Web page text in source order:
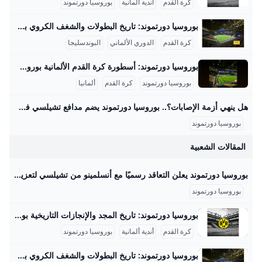
كرة القدم أندية ألمانية بوروسيا دورتموند
بوروسيا دورتموند: تاريخ البطولات والشغف الكروي بوروسيا دورتموند هو أحد أعرق وأشهر الأندية الألمانية في كرة القدم، تأسس عام 1909 في مدينة دورتموند الواقعة في ولاية شمال الراين-وستفاليا. يتميز النادي بالألوان الأصفر والأسود التي أصبحت رمزا معروفا يعكس شغف الفريق وجماهيره العريضة التي تملأ ملعبه الرسمي “سيجنال إيدونا بارك” بسعة تتجاوز 81,000 متفرج، وهو من أكبر وأشهر الملاعب في أوروبا، ويشتهر بمدرج “الجدار الأصفر” الذي يعتبر واحداً من أروع مدرجات المشجعين في كرة القدم العالمية. على الصعيد المحلي، يمتلك بوروسيا دورتموند سجلًا مدهشًا في الدوري الألماني “البوندسليجا” إذ توج باللقب في 8 مناسبات مختلفة منها أعوام 1956، 1957، 1963، ثم في فترة التسعينيات أعوام 1995 و1996، وأحدثها في العقود الأخيرة في 2011 و2012.
كرة القدم الدوري الألماني البوندسليجا
بوروسيا دورتموند: أسطورة كرة القدم الألمانية بوروسيا دورتموند هو نادٍ ألماني عريق تأسس في 19 ديسمبر 1909 بمدينة دورتموند الواقعة في منطقة الرور، شمال غرب ألمانيا، ويُعرف رسميًا باسم “بوروسيا دورتموند 09”. منذ تأسيسه، أصبح النادي رمزًا رياضيًا وثقافيًا هامًا في ألمانيا، حيث يمتلك قاعدة جماهيرية كبيرة تجاوزت 81,000 متفرج في ملعبه “سيغنال إيدونا بارك”، وهو أكبر ملعب في ألمانيا من حيث السعة. استقطب النادي عددًا من أبرز لاعبي كرة القدم وأسطوراته مثل يورغن كلينسمان وروبرت ليفاندوفسكي، مما أسهم في رفع مكانته ليس فقط محليًا بل وعالميًا.
بوروسيا دورتموند كرة القدم ألمانيا
هل ينهي أزمة الإصابات؟.. بوروسيا دورتموند يضم مدافع تشيلسي في صفقة عاجلة – جريدة مانشيت أعلن نادي بوروسيا دورتموند عن ضم المدافع الأرجنتيني أرون أنسلمينو من تشيلسي الإنجليزي على سبيل الإعارة حتى صيف 2026، مع خيار الشراء النهائي. جاءت هذه الخطوة اقرأ أيضًا:عودة نارية.. كرواتيا تستعيد قمة تصفيات مونديال 2026 فهل تحافظ عليها؟ أوضح لارس ريكن، المدير التنفيذي لبوروسيا دورتموند، أن هذه الصفقة كانت ضرورية وملحة. وأشار ريكن إلى أن الإصابات التي تعرض لها لاعبون أساسيون في قلب الدفاع، مثل إيمري تشان ونيكو شلوتيربك ونيكلاس زوله، دفعت إدارة النادي للتحرك بسرعة لتدعيم هذا المركز الحيوي لضمان استقرار الفريق.
بوروسيا دورتموند
المقالات الشعبية
بوروسيا دورتموند يعلن التعاقد رسميًا مع أنسلمينو من تشيلسي لتعزيز الدفاع - محتوى بلس أعلن نادي بوروسيا دورتموند عن ضم المدافع الأرجنتيني أرون أنسلمينو قادمًا من تشيلسي خلال فترة الانتقالات الصيفية الحالية، حيث جاء التعاقد على سبيل الإعارة لمدة Byأحمد سيدUpdated on
بوروسيا دورتموند
بوروسيا دورتموند: تاريخ المجد والإنجازات التاريخية بوروسيا دورتموند هو واحد من أعرق وأشهر الأندية في تاريخ كرة القدم الألمانية والعالمية، حيث تأسس في 19 ديسمبر 1909 بمدينة دورتموند الألمانية، وهو النادي الذي يحمل ألوان الأصفر والأسود. يتميز الفريق بتاريخ حافل بالإنجازات المحلية والقارية، ويرتبط اسمه بتاريخ عريق من المنافسات والألقاب التي حققها عبر أكثر من قرن من الزمن، بالإضافة إلى قاعدة جماهيرية ضخمة تعادل أكثر من 100 ألف عضو رسمياً، ويشتهر ملعبه “سيجنال إيدونا بارك” الذي يتسع لنحو 81,264 متفرج والذي يعد من أكبر وأفضل الملاعب في أوروبا، ويعرف المدرج الشهير “الجدار الأصفر” باعتباره واحدًا من أكثر المدرجات حماسًا في كرة القدم العالمية.
كرة القدم أندية ألمانية بوروسيا دورتموند
بوروسيا دورتموند: تاريخ البطولات والشغف الكروي بوروسيا دورتموند هو أحد أعرق وأشهر الأندية الألمانية في كرة القدم، تأسس عام 1909 في مدينة دورتموند الواقعة في ولاية شمال الراين-وستفاليا. يتميز النادي بالألوان الأصفر والأسود التي أصبحت رمزا معروفا يعكس شغف الفريق وجماهيره العريضة التي تملأ ملعبه الرسمي “سيجنال إيدونا بارك” بسعة تتجاوز 81,000 متفرج، وهو من أكبر وأشهر الملاعب في أوروبا، ويشتهر بمدرج “الجدار الأصفر” الذي يعتبر واحداً من أروع مدرجات المشجعين في كرة القدم العالمية. على الصعيد المحلي، يمتلك بوروسيا دورتموند سجلًا مدهشًا في الدوري الألماني “البوندسليجا” إذ توج باللقب في 8 مناسبات مختلفة منها أعوام 1956، 1957، 1963، ثم في فترة التسعينيات أعوام 1995 و1996، وأحدثها في العقود الأخيرة في 2011 و2012.